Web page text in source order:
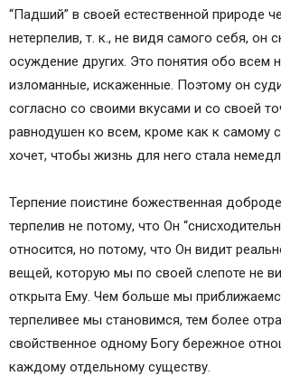
“Падший” в своей естественной природе
нетерпелив, т. к., не видя самого себя, он
осуждение других. Это понятия обо всем
изломанные, искаженные. Поэтому он
согласно со своими вкусами и со своей
равнодушен ко всем, кроме как к самому
хочет, чтобы жизнь для него стала
Терпение поистине божественная
терпелив не потому, что Он
относится, но потому, что Он видит
вещей, которую мы по своей слепоте не
открыта Ему. Чем больше мы
терпеливее мы становимся, тем более
свойственное одному Богу бережное
каждому отдельному существу.